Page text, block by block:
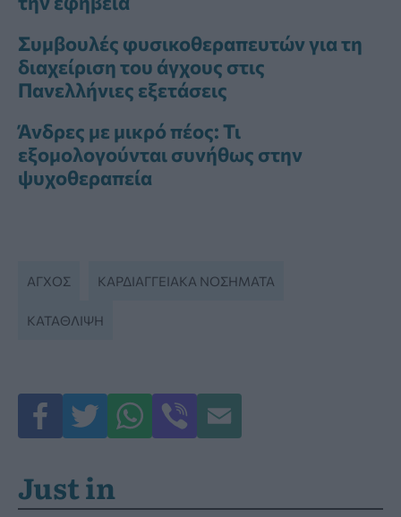
Συμβουλές φυσικοθεραπευτών για τη
διαχείριση του άγχους στις
Πανελλήνιες εξετάσεις
Άνδρες με μικρό πέος: Τι
εξομολογούνται συνήθως στην
ψυχοθεραπεία
ΆΓΧΟΣ ΚΑΡΔΙΑΓΓΕΙΑΚΆ ΝΟΣΉΜΑΤΑ
ΚΑΤΑΘΛΙΨΗ
Just in